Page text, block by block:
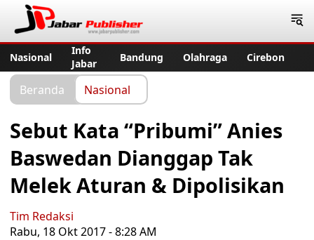
Nasional
Info
Jabar
Bandung Olahraga Cirebon
Beranda Nasional
Sebut Kata “Pribumi” Anies
Baswedan Dianggap Tak
Melek Aturan & Dipolisikan
Tim Redaksi
Rabu, 18 Okt 2017 - 8:28 AM